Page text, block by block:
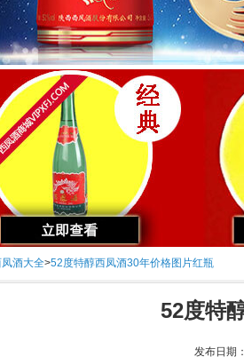
酒大全>52度特醇西凤酒30年价格图片红瓶
52度特
发布日期